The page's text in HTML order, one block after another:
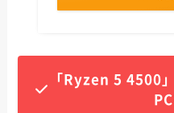
「Ryzen 5 4500